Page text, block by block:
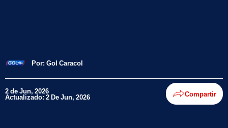
Por: Gol Caracol
2 de Jun, 2026
Actualizado: 2 De Jun, 2026 Compartir